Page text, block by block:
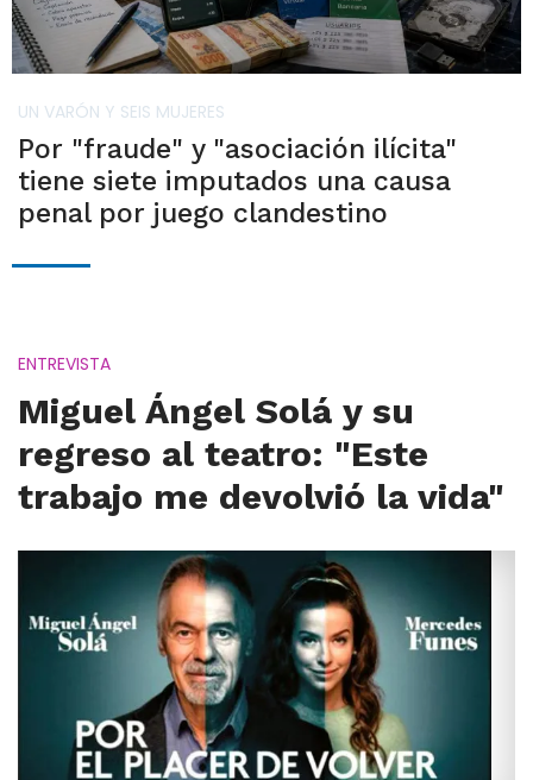
UN VARÓN Y SEIS MUJERES
Por "fraude" y "asociación ilícita"
tiene siete imputados una causa
penal por juego clandestino
ENTREVISTA
Miguel Ángel Solá y su
regreso al teatro: "Este
trabajo me devolvió la vida"